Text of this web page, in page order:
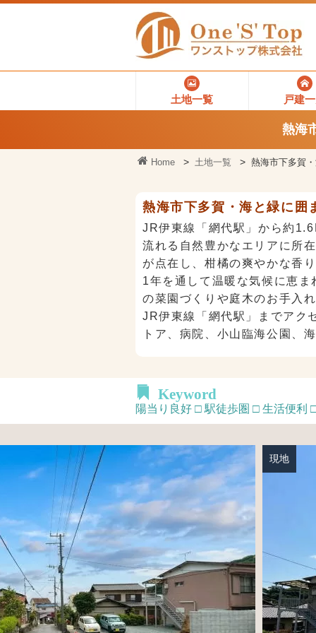
土地一覧 戸建
熱海
Home 土地一覧 熱海市下多賀
熱海市下多賀・海と緑に囲
JR伊東線「網代駅」から約
流れる自然豊かなエリアに所
が点在し、柑橘の爽やかな香
1年を通して温暖な気候に恵
の菜園づくりや庭木のお手入
JR伊東線「網代駅」までアク
トア、病院、小山臨海公園、
Keyword
陽当り良好 □ 駅徒歩圏 □ 生活便利
現地